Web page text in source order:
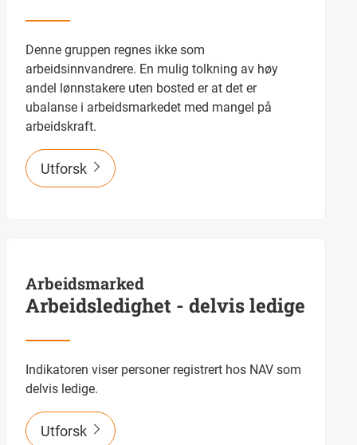
Denne gruppen regnes ikke som
arbeidsinnvandrere. En mulig tolkning av høy
andel lønnstakere uten bosted er at det er
ubalanse i arbeidsmarkedet med mangel på
arbeidskraft.
Utforsk
Arbeidsmarked
Arbeidsledighet - delvis ledige
Indikatoren viser personer registrert hos NAV som
delvis ledige.
Utforsk